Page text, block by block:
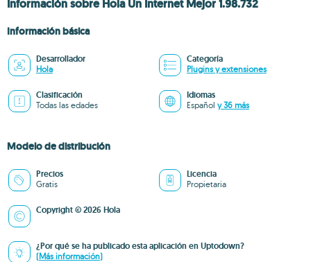
Información sobre Hola Un Internet Mejor 1.98.732
Información básica
Desarrollador
Hola
Categoría
Plugins y extensiones
Clasificación
Todas las edades
Idiomas
Español y 36 más
Modelo de distribución
Precios
Gratis
Licencia
Propietaria
Copyright © 2026 Hola
¿Por qué se ha publicado esta aplicación en Uptodown?
(Más información)